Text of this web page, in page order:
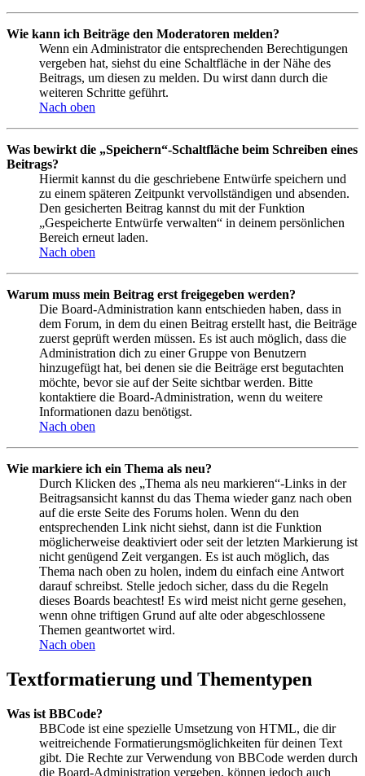
Wie kann ich Beiträge den Moderatoren melden?
Wenn ein Administrator die entsprechenden Berechtigungen
vergeben hat, siehst du eine Schaltfläche in der Nähe des
Beitrags, um diesen zu melden. Du wirst dann durch die
weiteren Schritte geführt.
Nach oben
Was bewirkt die „Speichern“-Schaltfläche beim Schreiben eines
Beitrags?
Hiermit kannst du die geschriebene Entwürfe speichern und
zu einem späteren Zeitpunkt vervollständigen und absenden.
Den gesicherten Beitrag kannst du mit der Funktion
„Gespeicherte Entwürfe verwalten“ in deinem persönlichen
Bereich erneut laden.
Nach oben
Warum muss mein Beitrag erst freigegeben werden?
Die Board-Administration kann entschieden haben, dass in
dem Forum, in dem du einen Beitrag erstellt hast, die Beiträge
zuerst geprüft werden müssen. Es ist auch möglich, dass die
Administration dich zu einer Gruppe von Benutzern
hinzugefügt hat, bei denen sie die Beiträge erst begutachten
möchte, bevor sie auf der Seite sichtbar werden. Bitte
kontaktiere die Board-Administration, wenn du weitere
Informationen dazu benötigst.
Nach oben
Wie markiere ich ein Thema als neu?
Durch Klicken des „Thema als neu markieren“-Links in der
Beitragsansicht kannst du das Thema wieder ganz nach oben
auf die erste Seite des Forums holen. Wenn du den
entsprechenden Link nicht siehst, dann ist die Funktion
möglicherweise deaktiviert oder seit der letzten Markierung ist
nicht genügend Zeit vergangen. Es ist auch möglich, das
Thema nach oben zu holen, indem du einfach eine Antwort
darauf schreibst. Stelle jedoch sicher, dass du die Regeln
dieses Boards beachtest! Es wird meist nicht gerne gesehen,
wenn ohne triftigen Grund auf alte oder abgeschlossene
Themen geantwortet wird.
Nach oben
Textformatierung und Thementypen
Was ist BBCode?
BBCode ist eine spezielle Umsetzung von HTML, die dir
weitreichende Formatierungsmöglichkeiten für deinen Text
gibt. Die Rechte zur Verwendung von BBCode werden durch
die Board-Administration vergeben, können jedoch auch